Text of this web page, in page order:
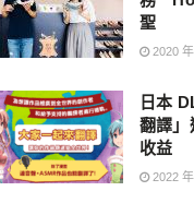
聖
2020 年
日本
翻譯」
收益
2022 年